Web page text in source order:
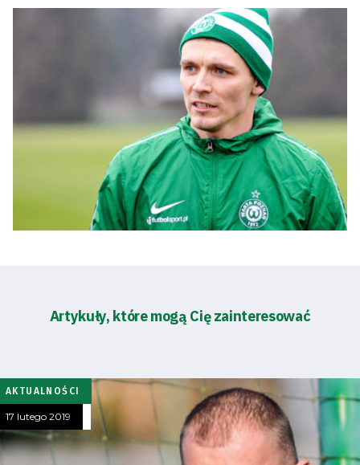
Artykuły, które mogą Cię zainteresować
AKTUALNOŚCI
17 lutego 2019